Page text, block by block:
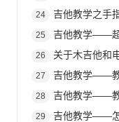
24 吉他教学之手
25 吉他教学——
26 关于木吉他和
27 吉他教学——教
28 吉他教学——
29 吉他教学——怎